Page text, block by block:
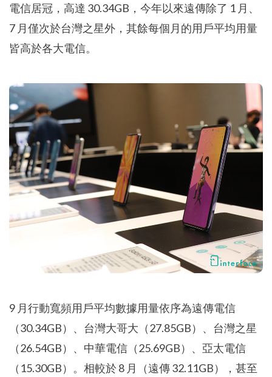
電信居冠，高達 30.34GB，今年以來遠傳除了 1 月、
7 月僅次於台灣之星外，其餘每個月的用戶平均用量
皆高於各大電信。
9 月行動寬頻用戶平均數據用量依序為遠傳電信
（30.34GB）、台灣大哥大（27.85GB）、台灣之星
（26.54GB）、中華電信（25.69GB）、亞太電信
（15.30GB）。相較於 8 月（遠傳 32.11GB），甚至